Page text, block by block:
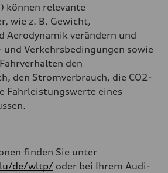
können relevante
wie z. B. Gewicht,
Aerodynamik verändern und
Verkehrsbedingungen sowie
den
den Stromverbrauch, die CO2-
Fahrleistungswerte eines
finden Sie unter
de/wltp/ oder bei Ihrem Audi-